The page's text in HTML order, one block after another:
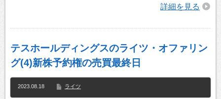
詳細を見る
テスホールディングスのライツ・オファリン
グ(4)新株予約権の売買最終日
2023.08.18 ライツ